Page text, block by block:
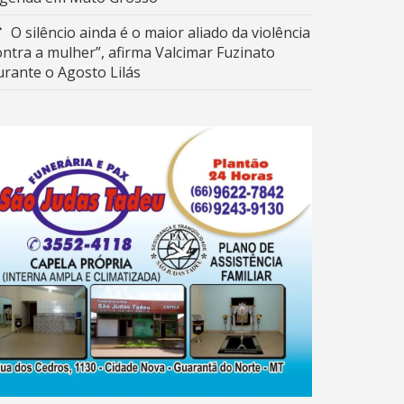
O silêncio ainda é o maior aliado da violência
a mulher”, afirma Valcimar Fuzinato
o Agosto Lilás